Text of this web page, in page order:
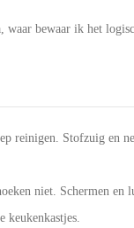
bewaar ik het
reinigen. Stofzuig en
niet. Schermen en
keukenkastjes.